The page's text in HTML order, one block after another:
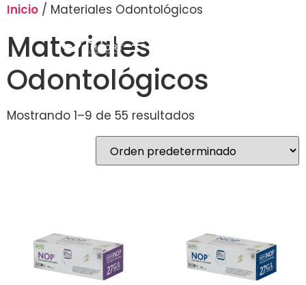
Inicio / Materiales Odontológicos
Materiales
Odontológicos
Mostrando 1–9 de 55 resultados